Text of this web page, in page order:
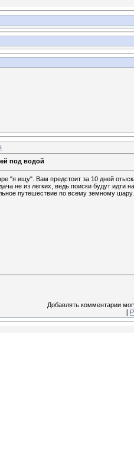
под водой
"я ищу". Вам предстоит за 10 дней
не из легких, ведь поиски будут идти
путешествие по всему земному шару.
Добавлять комментарии
[